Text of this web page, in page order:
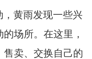
，黄雨发现一些兴
场所。在这里，
卖、交换自己的